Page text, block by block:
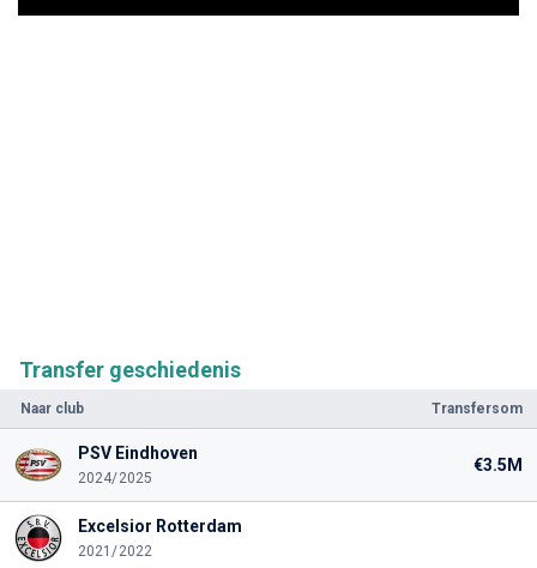
Transfer geschiedenis
Naar club Transfersom
PSV Eindhoven
2024/2025
€3.5M
Excelsior Rotterdam
2021/2022